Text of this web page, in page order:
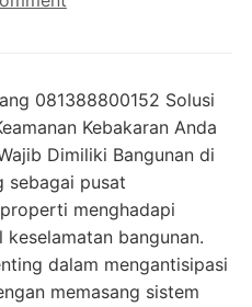
081388800152 Solusi
Kebakaran Anda
Dimiliki Bangunan di
sebagai pusat
menghadapi
bangunan.
dalam mengantisipasi
memasang sistem